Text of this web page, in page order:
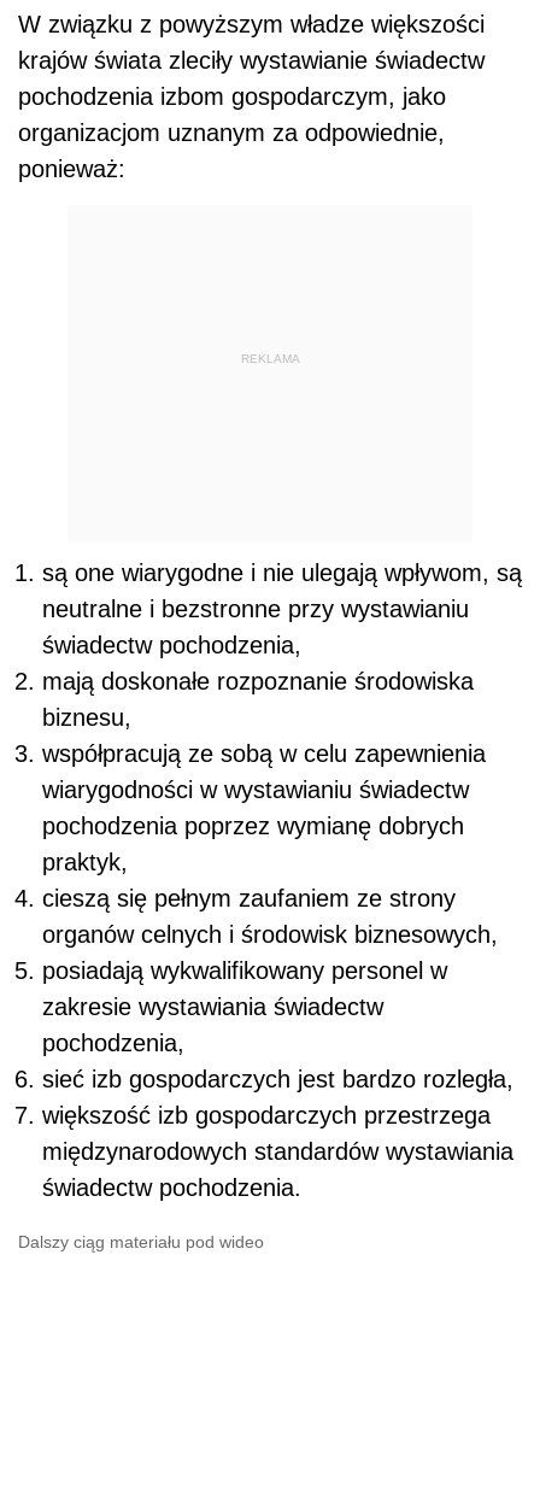
W związku z powyższym władze większości
krajów świata zleciły wystawianie świadectw
pochodzenia izbom gospodarczym, jako
organizacjom uznanym za odpowiednie,
ponieważ:
REKLAMA
są one wiarygodne i nie ulegają wpływom, są
neutralne i bezstronne przy wystawianiu
świadectw pochodzenia,
mają doskonałe rozpoznanie środowiska
biznesu,
współpracują ze sobą w celu zapewnienia
wiarygodności w wystawianiu świadectw
pochodzenia poprzez wymianę dobrych
praktyk,
cieszą się pełnym zaufaniem ze strony
organów celnych i środowisk biznesowych,
posiadają wykwalifikowany personel w
zakresie wystawiania świadectw
pochodzenia,
sieć izb gospodarczych jest bardzo rozległa,
większość izb gospodarczych przestrzega
międzynarodowych standardów wystawiania
świadectw pochodzenia.
Dalszy ciąg materiału pod wideo